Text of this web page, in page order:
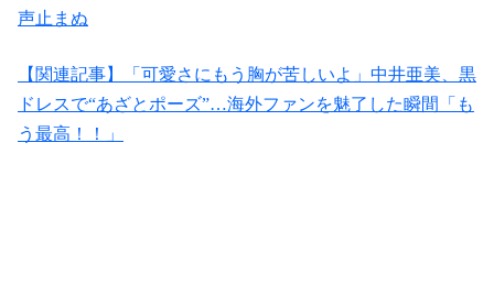
声止まぬ
【関連記事】「可愛さにもう胸が苦しいよ」中井亜美、黒
ドレスで“あざとポーズ”…海外ファンを魅了した瞬間「も
う最高！！」